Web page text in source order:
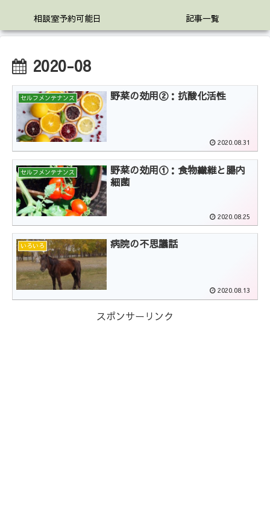
相談室予約可能日
記事一覧
2020-08
セルフメンテナンス 野菜の効用②：抗酸化活性
2020.08.31
セルフメンテナンス
野菜の効用①：食物繊維と腸内
細菌
2020.08.25
いろいろ 病院の不思議話
2020.08.13
スポンサーリンク